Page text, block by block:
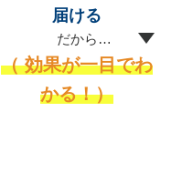
届ける
だから…
（ 効果が一目でわ
かる！）